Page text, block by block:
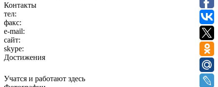
Контакты
тел:
факс:
e-mail:
сайт:
skype:
Достижения
Учатся и работают здесь